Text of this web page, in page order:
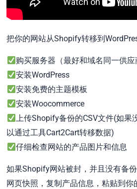
把你的网站从Shopify转移到
购买服务器（最好和域名同一供应
安装WordPress
安装免费的主题模板
安装Woocommerce
上传Shopify备份的CSV文件(如果
以通过工具Cart2Cart转移数据)
仔细检查网站的产品图片和信息
如果Shopify网站被封，并且没有备
网页快照，复制产品信息，粘贴到你